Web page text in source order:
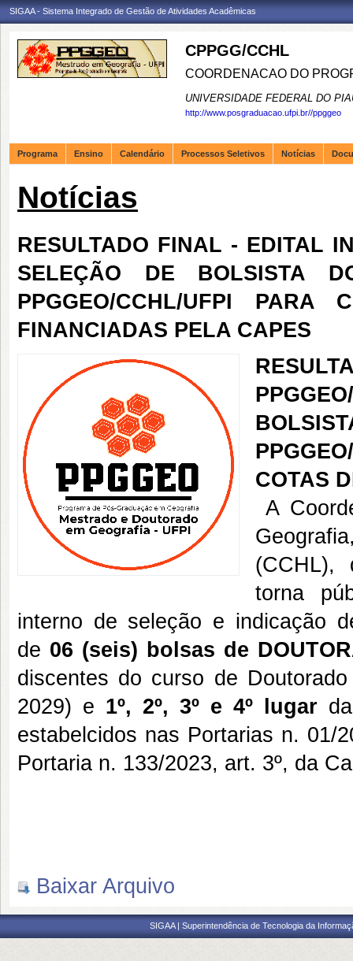
SIGAA - Sistema Integrado de Gestão de Atividades Acadêmicas
CPPGG/CCHL
COORDENACAO DO
UNIVERSIDADE FEDERAL DO
http://www.posgraduacao.ufpi.br//ppggeo
Programa Ensino Calendário Processos Seletivos Notícias
Notícias
RESULTADO FINAL - EDITAL
SELEÇÃO DE BOLSISTA
PPGGEO/CCHL/UFPI PARA
FINANCIADAS PELA CAPES
COTAS
A
(CCHL),
torna
interno de seleção e indicação
de 06 (seis) bolsas de
discentes do curso de
2029) e 1º, 2º, 3º e 4º lugar
estabelcidos nas Portarias n. 01/
Portaria n. 133/2023, art. 3º, da
Baixar Arquivo
SIGAA | Superintendência de Tecnologia da